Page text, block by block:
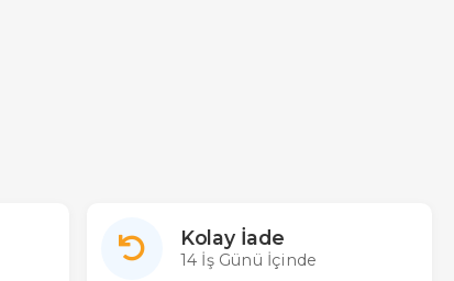
Kolay İade
14 İş Günü İçinde